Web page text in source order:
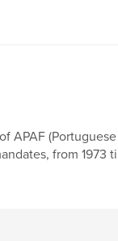
APAF
from 1973